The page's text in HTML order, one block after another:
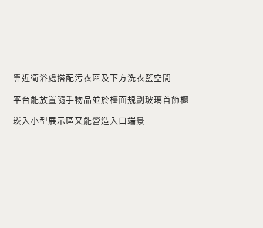
靠近衛浴處搭配污衣區及下方洗衣籃空間
平台能放置隨手物品並於檯面規劃玻璃首飾櫃
崁入小型展示區又能營造入口端景